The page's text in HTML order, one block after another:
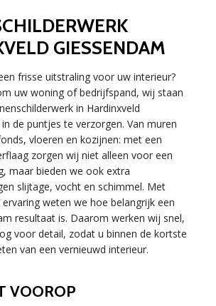
GIESSENDAM
frisse uitstraling voor uw interieur?
uw woning of bedrijfspand, wij staan
in Hardinxveld
de puntjes te verzorgen. Van muren
vloeren en kozijnen: met een
zorgen wij niet alleen voor een
maar bieden we ook extra
slijtage, vocht en schimmel. Met
weten we hoe belangrijk een
resultaat is. Daarom werken wij snel,
voor detail, zodat u binnen de kortste
van een vernieuwd interieur.
VOOROP